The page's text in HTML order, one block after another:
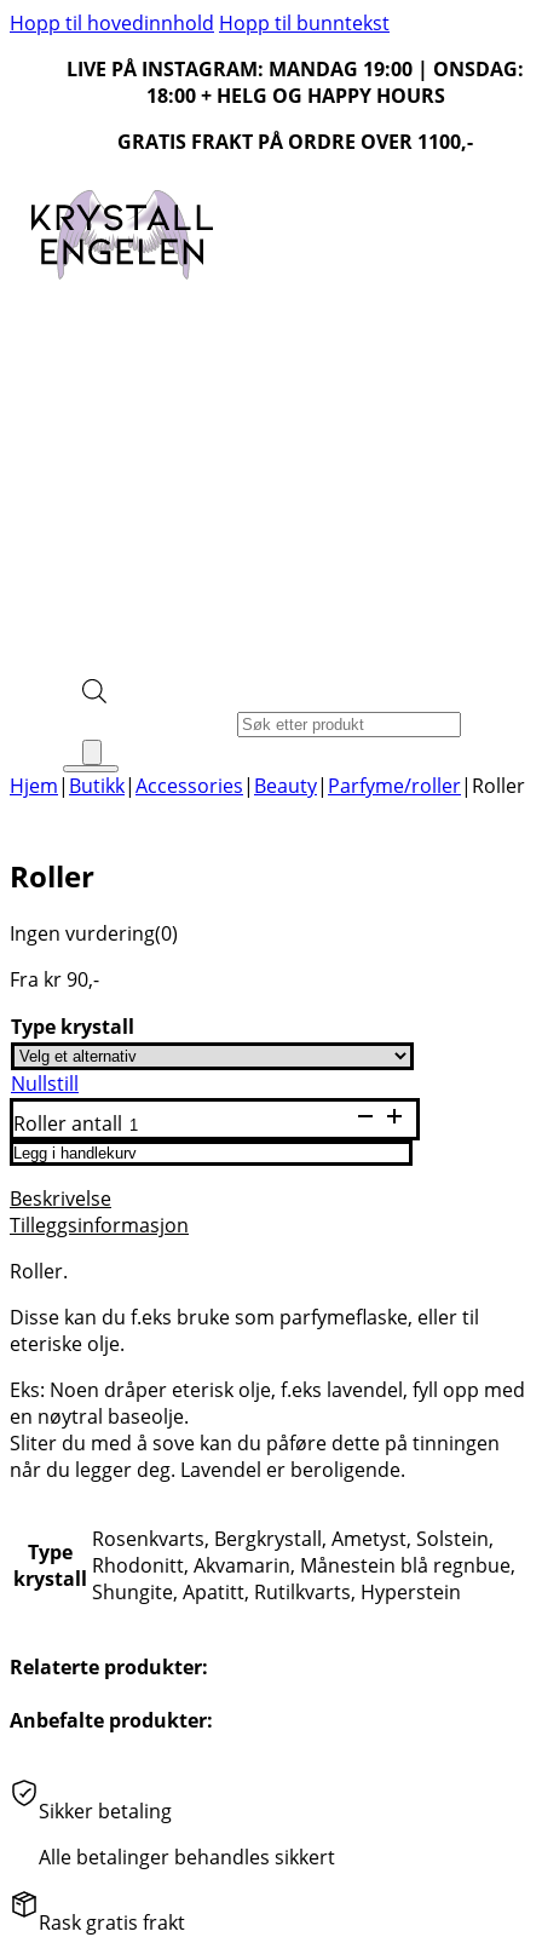
Hopp til hovedinnhold Hopp til bunntekst
LIVE PÅ INSTAGRAM: MANDAG 19:00 | ONSDAG:
18:00 + HELG OG HAPPY HOURS
GRATIS FRAKT PÅ ORDRE OVER 1100,-
Hjem| Butikk|Accessories| Beauty| Parfyme/roller| Roller
Roller
Ingen vurdering(0)
Fra kr90,-
Type krystall
Nullstill
Roller antall
Legg i handlekurv
Beskrivelse
Tilleggsinformasjon
Roller.
Disse kan du f.eks bruke som parfymeflaske, eller til
eteriske olje.
Eks: Noen dråper eterisk olje, f.eks lavendel, fyll opp med
en nøytral baseolje.
Sliter du med å sove kan du påføre dette på tinningen
når du legger deg. Lavendel er beroligende.
Type
krystall
Rosenkvarts, Bergkrystall, Ametyst, Solstein,
Rhodonitt, Akvamarin, Månestein blå regnbue,
Shungite, Apatitt, Rutilkvarts, Hyperstein
Relaterte produkter:
Anbefalte produkter:
Sikker betaling
Alle betalinger behandles sikkert
Rask gratis frakt